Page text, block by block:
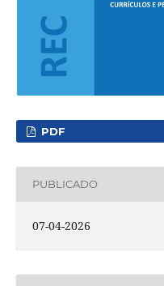
PDF
PUBLICADO
07-04-2026